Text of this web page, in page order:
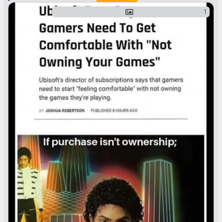
Para configurar:
Vai a torrentio.strem.fun/lite/configure
Explora e ajusta as opções como quiseres. Estas são as que eu
Providers: Todos, exceto os que têm bandeiras no nome
(mantém os com bandeira portuguesa).
Sorting: "By quality then seeders", se não tiveres Real Debrid,
escolhe "By seeders then quality".
Exclude qualities: Other, Screener, Cam, Unknown
Max results per quality: 2 (podes aumentar, se quiseres)
Debrid provider:
Se tens Real Debrid, seleciona "Real Debrid", insere a tua API key
e ativa as duas opções nas debrid options.
Se não tens, ignora esta parte e clica simplesmente em "Install".
Depois disso, clica em "Instalar".
1